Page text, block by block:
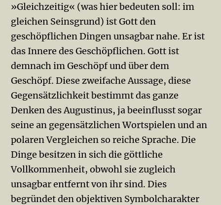
»Gleichzeitig« (was hier bedeuten soll: im
gleichen Seinsgrund) ist Gott den
geschöpflichen Dingen unsagbar nahe. Er ist
das Innere des Geschöpflichen. Gott ist
demnach im Geschöpf und über dem
Geschöpf. Diese zweifache Aussage, diese
Gegensätzlichkeit bestimmt das ganze
Denken des Augusti­nus, ja beeinflusst sogar
seine an gegensätzlichen Wortspielen und an
polaren Vergleichen so reiche Sprache. Die
Dinge besitzen in sich die göttliche
Vollkommenheit, obwohl sie zugleich
unsagbar entfernt von ihr sind. Dies
begründet den objektiven Symbol­charakter